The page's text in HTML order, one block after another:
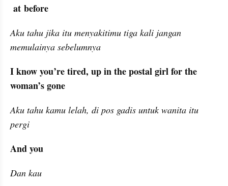
at before
Aku tahu jika itu menyakitimu tiga kali jangan
memulainya sebelumnya
I know you’re tired, up in the postal girl for the
woman’s gone
Aku tahu kamu lelah, di pos gadis untuk wanita itu
pergi
And you
Dan kau